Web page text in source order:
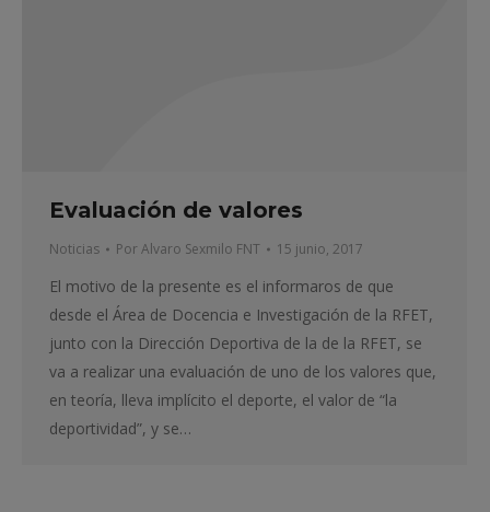
Evaluación de valores
Noticias PorAlvaro Sexmilo FNT 15 junio, 2017
El motivo de la presente es el informaros de que
desde el Área de Docencia e Investigación de la RFET,
junto con la Dirección Deportiva de la de la RFET, se
va a realizar una evaluación de uno de los valores que,
en teoría, lleva implícito el deporte, el valor de “la
deportividad”, y se…